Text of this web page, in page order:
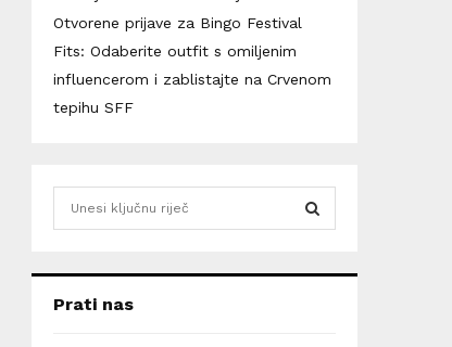
Otvorene prijave za Bingo Festival
Fits: Odaberite outfit s omiljenim
influencerom i zablistajte na Crvenom
tepihu SFF
h
Prati nas